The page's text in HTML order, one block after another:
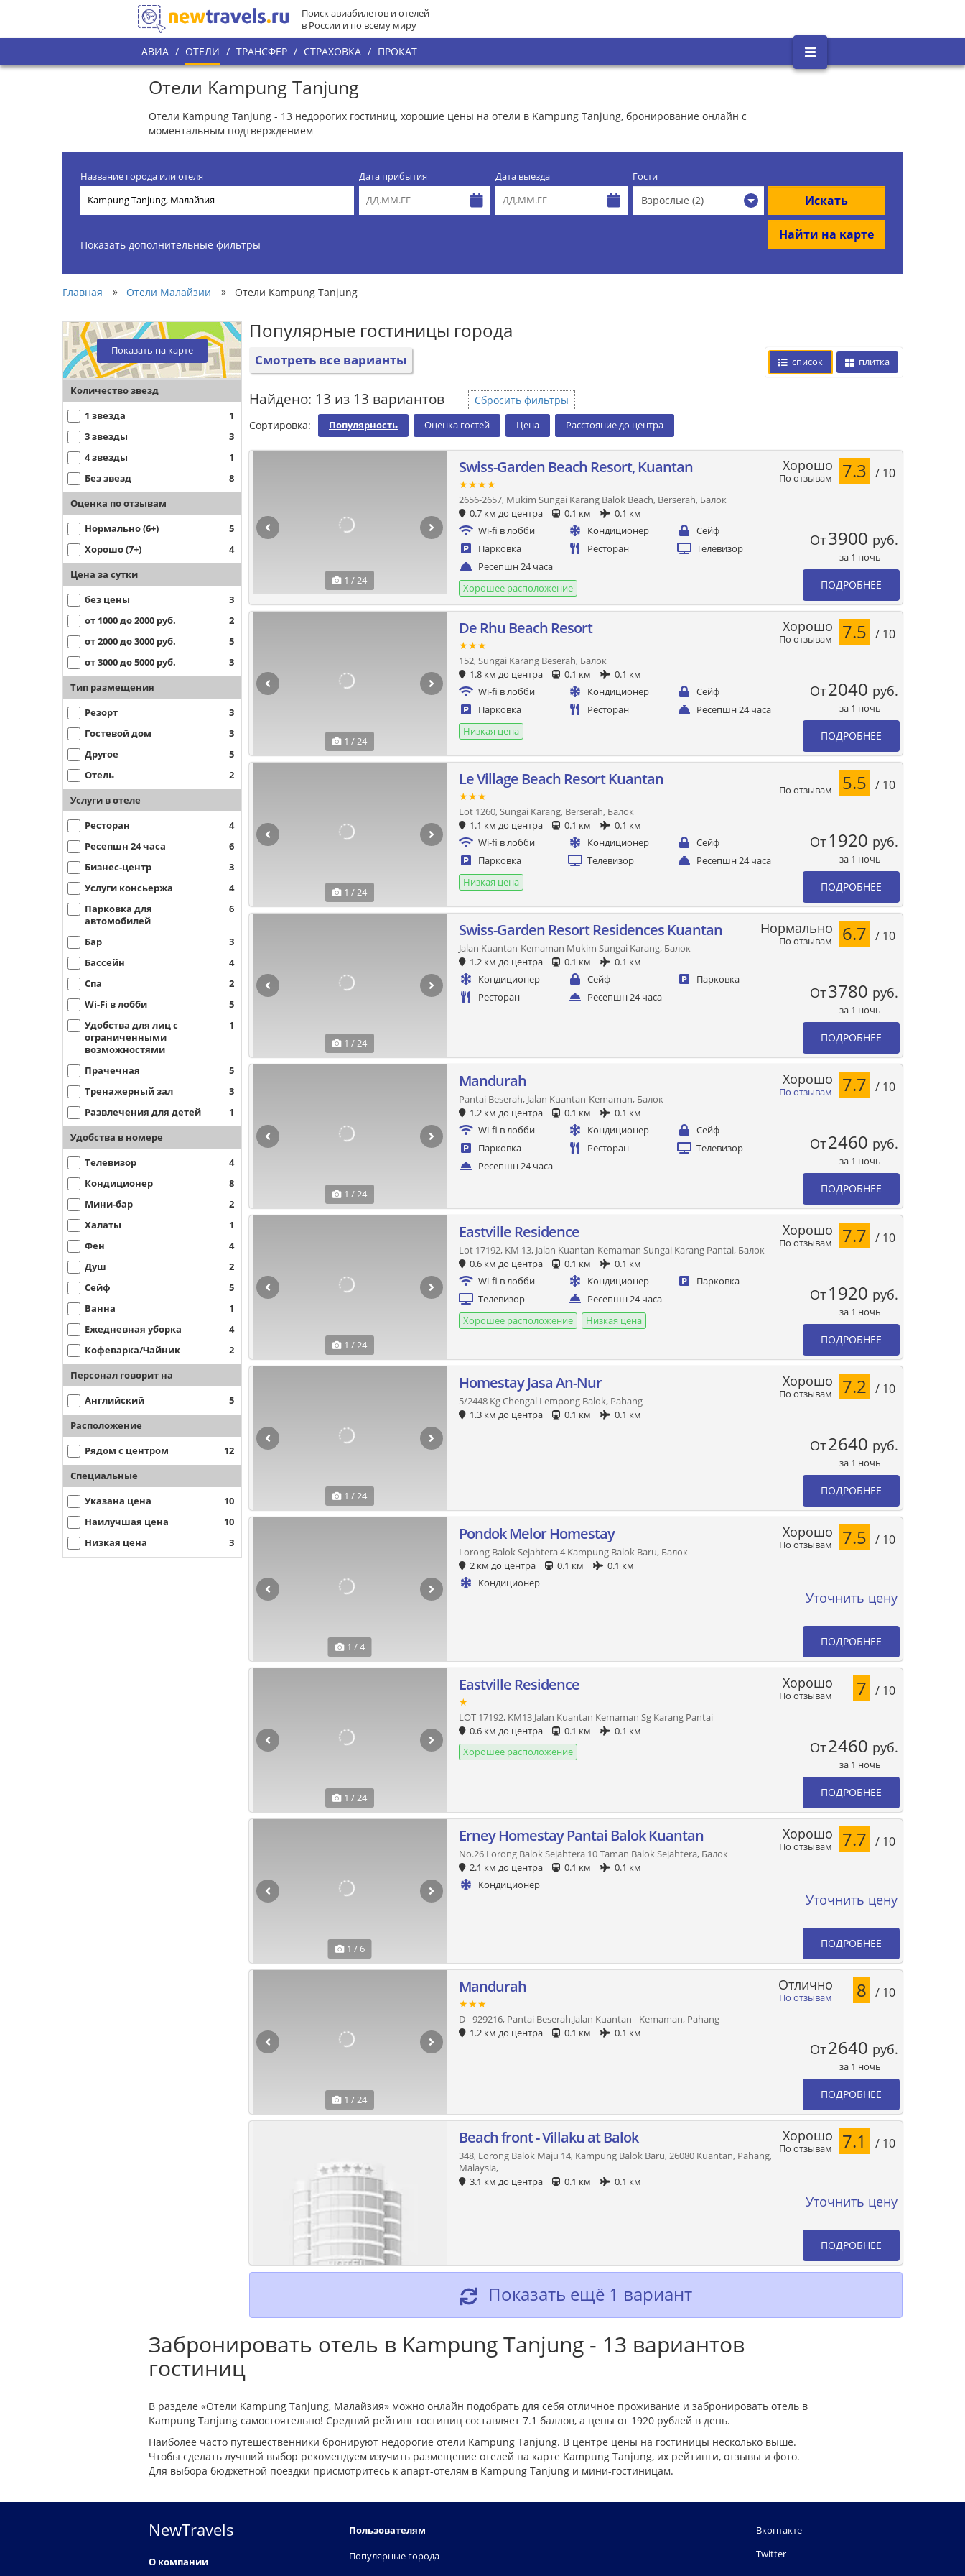
Поиск авиабилетов и отелей
в России и по всему миру
АВИА / ОТЕЛИ / ТРАНСФЕР / СТРАХОВКА / ПРОКАТ
Отели Kampung Tanjung
Отели Kampung Tanjung - 13 недорогих гостиниц, хорошие цены на отели в Kampung Tanjung, бронирование онлайн с
моментальным подтверждением
Название города или отеля Дата прибытия Дата выезда Гости
Взрослые (2) Искать
Найти на карте
Показать дополнительные фильтры
Главная » Отели Малайзии » Отели Kampung Tanjung
Показать на карте
Количество звезд
1 звезда
1
3 звезды
3
4 звезды
1
Без звезд
8
Оценка по отзывам
Нормально (6+)
5
Хорошо (7+)
4
Цена за сутки
без цены
3
от 1000 до 2000 руб.
2
от 2000 до 3000 руб.
5
от 3000 до 5000 руб.
3
Тип размещения
Резорт
3
Гостевой дом
3
Другое
5
Отель
2
Услуги в отеле
Ресторан
4
Ресепшн 24 часа
6
Бизнес-центр
3
Услуги консьержа
4
Парковка для
автомобилей
6
Бар
3
Бассейн
4
Спа
2
Wi-Fi в лобби
5
Удобства для лиц с
ограниченными
возможностями
1
Прачечная
5
Тренажерный зал
3
Развлечения для детей
1
Удобства в номере
Телевизор
4
Кондиционер
8
Мини-бар
2
Халаты
1
Фен
4
Душ
2
Сейф
5
Ванна
1
Ежедневная уборка
4
Кофеварка/Чайник
2
Персонал говорит на
Английский 5
Расположение
Рядом с центром 12
Специальные
Указана цена
10
Наилучшая цена
10
Низкая цена
3
Популярные гостиницы города
Смотреть все варианты список плитка
Найдено: 13 из 13 вариантов
Сбросить фильтры
Сортировка:
Популярность Оценка гостей Цена Расстояние до центра
1 / 24
Swiss-Garden Beach Resort, Kuantan
★★★★
2656-2657, Mukim Sungai Karang Balok Beach, Berserah, Балок
0.7 км до центра
0.1 км
0.1 км
Wi-fi в лобби
Кондиционер
Сейф
Парковка
Ресторан
Телевизор
Ресепшн 24 часа
Хорошее расположение
По отзывам
Хорошо 7.3 / 10
От3900 руб.
за 1 ночь
ПОДРОБНЕЕ
1 / 24
De Rhu Beach Resort
★★★
152, Sungai Karang Beserah, Балок
1.8 км до центра
0.1 км
0.1 км
Wi-fi в лобби
Кондиционер
Сейф
Парковка
Ресторан
Ресепшн 24 часа
Низкая цена
По отзывам
Хорошо 7.5 / 10
От2040 руб.
за 1 ночь
ПОДРОБНЕЕ
1 / 24
Le Village Beach Resort Kuantan
★★★
Lot 1260, Sungai Karang, Berserah, Балок
1.1 км до центра
0.1 км
0.1 км
Wi-fi в лобби
Кондиционер
Сейф
Парковка
Телевизор
Ресепшн 24 часа
Низкая цена
По отзывам 5.5 / 10
От 1920 руб.
за 1 ночь
ПОДРОБНЕЕ
1 / 24
Swiss-Garden Resort Residences Kuantan
Jalan Kuantan-Kemaman Mukim Sungai Karang, Балок
1.2 км до центра
0.1 км
0.1 км
Кондиционер
Сейф
Парковка
Ресторан
Ресепшн 24 часа
По отзывам
Нормально 6.7 / 10
От3780 руб.
за 1 ночь
ПОДРОБНЕЕ
1 / 24
Mandurah
Pantai Beserah, Jalan Kuantan-Kemaman, Балок
1.2 км до центра
0.1 км
0.1 км
Wi-fi в лобби
Кондиционер
Сейф
Парковка
Ресторан
Телевизор
Ресепшн 24 часа
По отзывам
Хорошо 7.7 / 10
От2460 руб.
за 1 ночь
ПОДРОБНЕЕ
1 / 24
Eastville Residence
Lot 17192, KM 13, Jalan Kuantan-Kemaman Sungai Karang Pantai, Балок
0.6 км до центра
0.1 км
0.1 км
Wi-fi в лобби
Кондиционер
Парковка
Телевизор
Ресепшн 24 часа
Хорошее расположение
Низкая цена
По отзывам
Хорошо 7.7 / 10
От 1920 руб.
за 1 ночь
ПОДРОБНЕЕ
1 / 24
Homestay Jasa An-Nur
5/2448 Kg Chengal Lempong Balok, Pahang
1.3 км до центра
0.1 км 0.1 км
По отзывам
Хорошо 7.2 / 10
От2640 руб.
за 1 ночь
ПОДРОБНЕЕ
1 / 4
Pondok Melor Homestay
Lorong Balok Sejahtera 4 Kampung Balok Baru, Балок
2 км до центра
0.1 км
0.1 км
Кондиционер
По отзывам
Хорошо 7.5 / 10
Уточнить цену
ПОДРОБНЕЕ
1 / 24
Eastville Residence
★
LOT 17192, KM13 Jalan Kuantan Kemaman Sg Karang Pantai
0.6 км до центра
0.1 км
0.1 км
Хорошее расположение
По отзывам
Хорошо 7 / 10
От2460 руб.
за 1 ночь
ПОДРОБНЕЕ
1 / 6
Erney Homestay Pantai Balok Kuantan
No.26 Lorong Balok Sejahtera 10 Taman Balok Sejahtera, Балок
2.1 км до центра
0.1 км
0.1 км
Кондиционер
По отзывам
Хорошо 7.7 / 10
Уточнить цену
ПОДРОБНЕЕ
1 / 24
Mandurah
★★★
D - 929216, Pantai Beserah,Jalan Kuantan - Kemaman, Pahang
1.2 км до центра
0.1 км 0.1 км
По отзывам
Отлично 8 / 10
От2640 руб.
за 1 ночь
ПОДРОБНЕЕ
Beach front - Villaku at Balok
348, Lorong Balok Maju 14, Kampung Balok Baru, 26080 Kuantan, Pahang,
Malaysia,
3.1 км до центра
0.1 км 0.1 км
По отзывам
Хорошо 7.1 / 10
Уточнить цену
ПОДРОБНЕЕ
Показать ещё 1 вариант
Забронировать отель в Kampung Tanjung - 13 вариантов
гостиниц
В разделе «Отели Kampung Tanjung, Малайзия» можно онлайн подобрать для себя отличное проживание и забронировать отель в
Kampung Tanjung самостоятельно! Средний рейтинг гостиниц составляет 7.1 баллов, а цены от 1920 рублей в день.
Наиболее часто путешественники бронируют недорогие отели Kampung Tanjung. В центре цены на гостиницы несколько выше.
Чтобы сделать лучший выбор рекомендуем изучить размещение отелей на карте Kampung Tanjung, их рейтинги, отзывы и фото.
Для выбора бюджетной поездки присмотритесь к апарт-отелям в Kampung Tanjung и мини-гостиницам.
NewTravels
О компании
Пользователям
Популярные города
Вконтакте
Twitter